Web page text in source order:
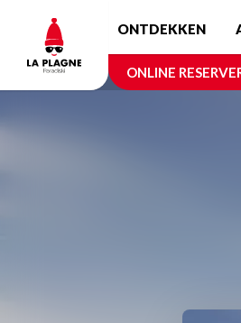
content
ONTDEKKEN
ONLINE